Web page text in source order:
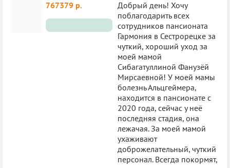
767379 р.
Добрый день! Хочу
поблагодарить всех
сотрудников пансионата
Гармония в Сестрорецке за
чуткий, хороший уход за
моей мамой
Сибагатуллиной Фанузёй
Мирсаевной! У моей мамы
болезнь Альцгеймера,
находится в пансионате с
2020 года, сейчас у неё
последняя стадия, она
лежачая. За моей мамой
ухаживают
доброжелательный, чуткий
персонал. Всегда покормят,